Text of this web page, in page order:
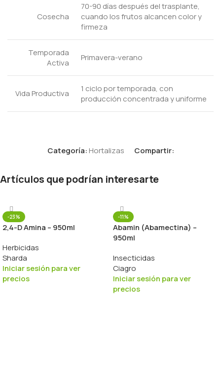
Cosecha
70-90 días después del trasplante,
cuando los frutos alcancen color y
firmeza
Temporada
Activa
Primavera-verano
Vida Productiva
1 ciclo por temporada, con
producción concentrada y uniforme
Categoría:Hortalizas Compartir:
Artículos que podrían interesarte
-23%
2,4-D Amina – 950ml
Herbicidas
Sharda
Iniciar sesión para ver
precios
-11%
Abamin (Abamectina) –
950ml
Insecticidas
Ciagro
Iniciar sesión para ver
precios